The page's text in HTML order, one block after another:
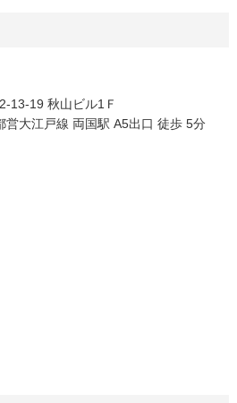
13-19 秋山ビル1Ｆ
営大江戸線 両国駅 A5出口 徒歩 5分